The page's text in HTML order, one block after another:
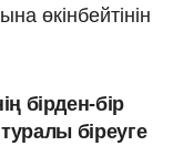
өкінбейтінін
бірден-бір
біреуге